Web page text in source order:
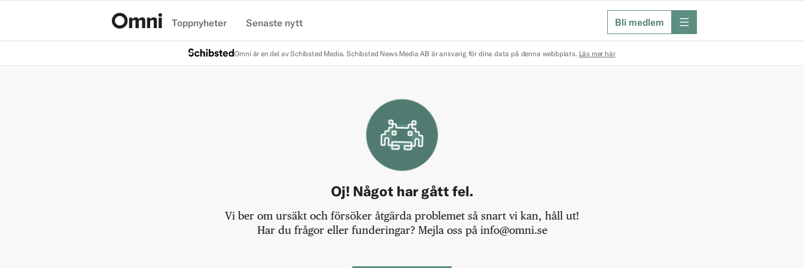
Toppnyheter Senaste nytt Bli medlem meny
Omni är en del av Schibsted Media. Schibsted News Media AB är ansvarig för dina data på denna webbplats. Läs mer här
Oj! Något har gått fel.
Vi ber om ursäkt och försöker åtgärda problemet så snart vi kan, håll ut!
Har du frågor eller funderingar? Mejla oss på info@omni.se